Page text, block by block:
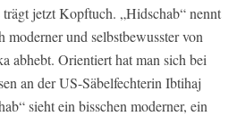
jetzt Kopftuch. „Hidschab“ nennt
moderner und selbstbewusster von
abhebt. Orientiert hat man sich bei
an der US-Säbelfechterin Ibtihaj
sieht ein bisschen moderner, ein